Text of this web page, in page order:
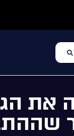
את